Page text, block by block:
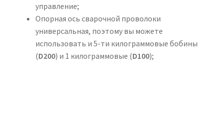
управление;
Опорная ось сварочной проволоки
универсальная, поэтому вы можете
использовать и 5-ти килограммовые бобины
(D200) и 1 килограммовые (D100);